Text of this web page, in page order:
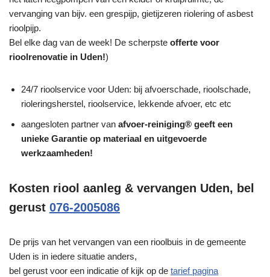
vervanging van bijv. een grespijp, gietijzeren riolering of asbest
rioolpijp.
Bel elke dag van de week! De scherpste offerte voor
rioolrenovatie in Uden!)
24/7 rioolservice voor Uden: bij afvoerschade, rioolschade,
rioleringsherstel, rioolservice, lekkende afvoer, etc etc
aangesloten partner van afvoer-reiniging® geeft een
unieke Garantie op materiaal en uitgevoerde
werkzaamheden!
Kosten riool aanleg & vervangen Uden, bel
gerust 076-2005086
De prijs van het vervangen van een rioolbuis in de gemeente
Uden is in iedere situatie anders,
bel gerust voor een indicatie of kijk op de tarief pagina